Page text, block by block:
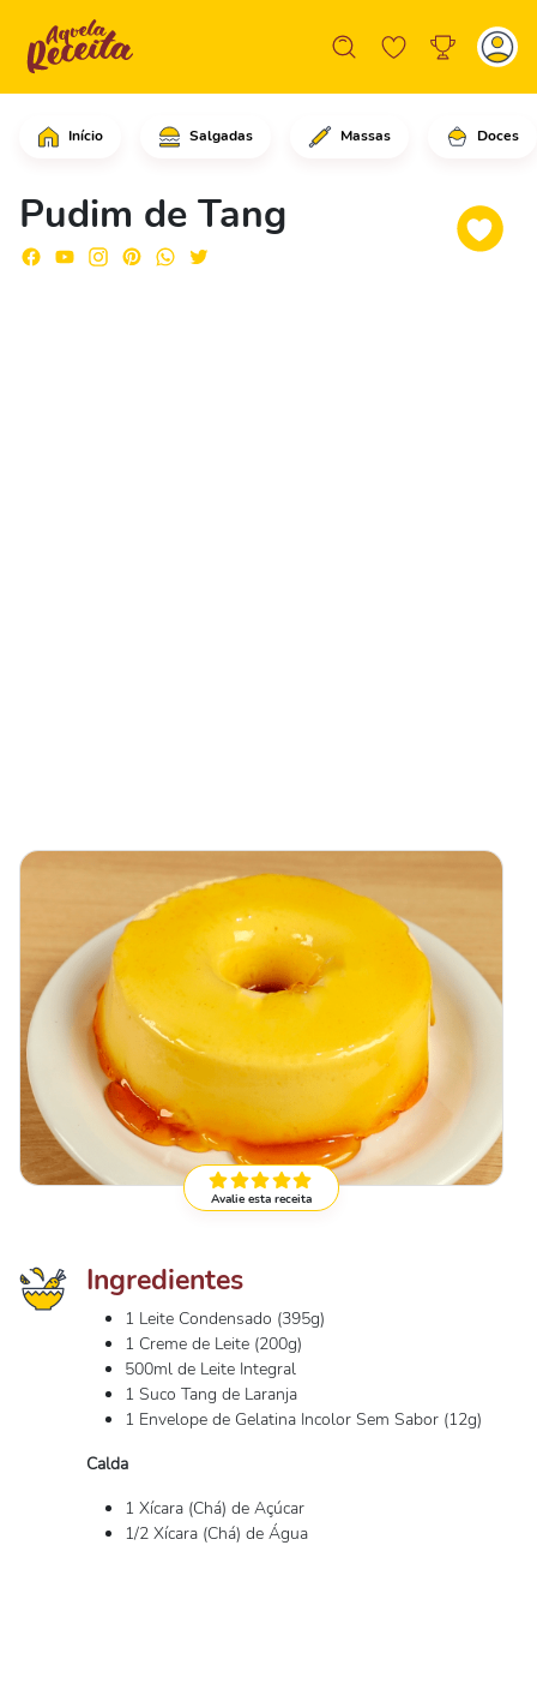
Início Salgadas Massas Doces
Pudim de Tang
No liquidificador coloque o leite
Avalie esta receita
Ingredientes
1 Leite Condensado (395g)
1 Creme de Leite (200g)
500ml de Leite Integral
1 Suco Tang de Laranja
1 Envelope de Gelatina Incolor Sem Sabor (12g)
Calda
1 Xícara (Chá) de Açúcar
1/2 Xícara (Chá) de Água